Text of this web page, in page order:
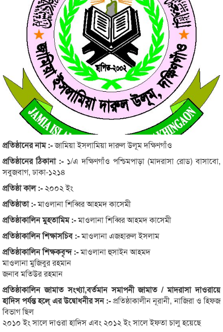
প্রতিষ্ঠানের নাম :-জামিয়া ইসলামিয়া দারুল উলূম দক্ষিণগাঁও
প্রতিষ্ঠানের ঠিকানা :- ১/এ দক্ষিণগাঁও পশ্চিমপাড়া (মাদরাসা রোড) বাসাবো,
সবুজবাগ, ঢাকা-১২১৪
প্রতিষ্ঠা কাল :- ২০০২ ইং
প্রতিষ্ঠাতা :-মাওলানা শিব্বির আহমদ কাসেমী
প্রতিষ্ঠাকালিন মুহতামিম :-মাওলানা শিব্বির আহমদ কাসেমী
প্রতিষ্ঠাকালিন শিক্ষাসচিব :-মাওলানা এজহারুল ইসলাম
প্রতিষ্ঠাকালিন শিক্ষকবৃন্দ :-মাওলানা হুসাইন আহমদ
মাওলানা মুজিবুর রহমান
জনাব মতিউর রহমান
প্রতিষ্ঠাকালিন জামাত সংখ্যা,বর্তমান সমাপনী জামাত / মাদরাসা দাওরায়ে
হাদিস পর্যন্ত হলে্ এর উদ্বোধনীর সন :-প্রতিষ্ঠাকালীন নূরানী, নাজিরা ও হিফজ
বিভাগ ছিল
২০১০ ইং সালে দাওরা হাদিস এবং ২০১২ ইং সালে ইফতা চালু হয়েছে